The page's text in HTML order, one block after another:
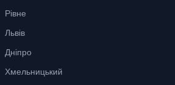
Рівне
Львів
Дніпро
Хмельницький